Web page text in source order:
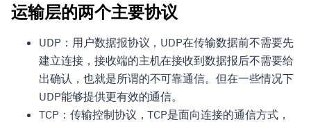
运输层的两个主要协议
UDP：用户数据报协议，UDP在传输数据前不需要先
建立连接，接收端的主机在接收到数据报后不需要给
出确认，也就是所谓的不可靠通信。但在一些情况下
UDP能够提供更有效的通信。
TCP：传输控制协议，TCP是面向连接的通信方式，